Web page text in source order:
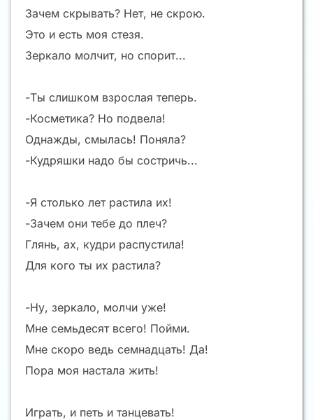
Зачем скрывать? Нет, не скрою.
Это и есть моя стезя.
Зеркало молчит, но спорит...
-Ты слишком взрослая теперь.
-Косметика? Но подвела!
Однажды, смылась! Поняла?
-Кудряшки надо бы состричь...
-Я столько лет растила их!
-Зачем они тебе до плеч?
Глянь, ах, кудри распустила!
Для кого ты их растила?
-Ну, зеркало, молчи уже!
Мне семьдесят всего! Пойми.
Мне скоро ведь семнадцать! Да!
Пора моя настала жить!
Играть, и петь и танцевать!